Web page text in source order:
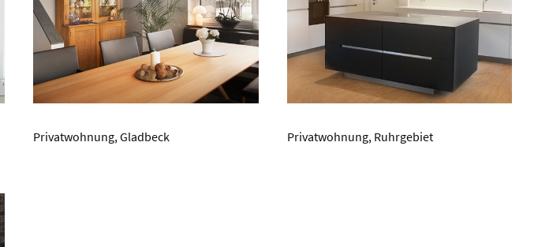
Privatwohnung, Gladbeck Privatwohnung, Ruhrgebiet